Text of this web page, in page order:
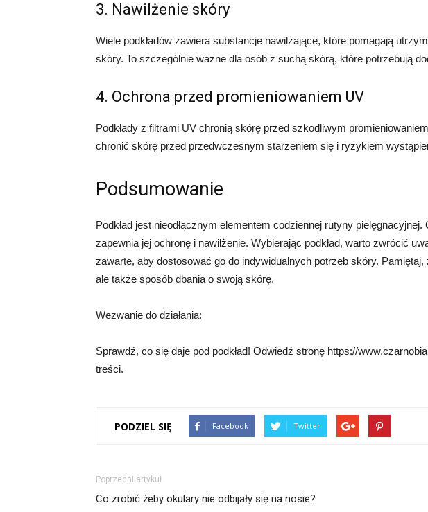
3. Nawilżenie skóry
Wiele podkładów zawiera substancje nawilżające, które pomagają
skóry. To szczególnie ważne dla osób z suchą skórą, które potrzebują
4. Ochrona przed promieniowaniem UV
Podkłady z filtrami UV chronią skórę przed szkodliwym
chronić skórę przed przedwczesnym starzeniem się i ryzykiem
Podsumowanie
Podkład jest nieodłącznym elementem codziennej rutyny
zapewnia jej ochronę i nawilżenie. Wybierając podkład, warto zwrócić
zawarte, aby dostosować go do indywidualnych potrzeb skóry. Pamiętaj,
ale także sposób dbania o swoją skórę.
Wezwanie do działania:
Sprawdź, co się daje pod podkład! Odwiedź stronę https://
treści.
PODZIEL SIĘ Facebook Twitter
Poprzedni artykuł
Co zrobić żeby okulary nie odbijały się na nosie?